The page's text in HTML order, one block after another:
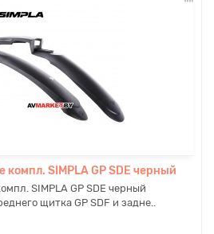
SIMPLA GP SDE черный
SIMPLA GP SDE черный
щитка GP SDF и задне..